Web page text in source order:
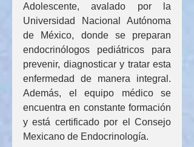
Adolescente, avalado por la
Universidad Nacional Autónoma
de México, donde se preparan
endocrinólogos pediátricos para
prevenir, diagnosticar y tratar esta
enfermedad de manera integral.
Además, el equipo médico se
encuentra en constante formación
y está certificado por el Consejo
Mexicano de Endocrinología.